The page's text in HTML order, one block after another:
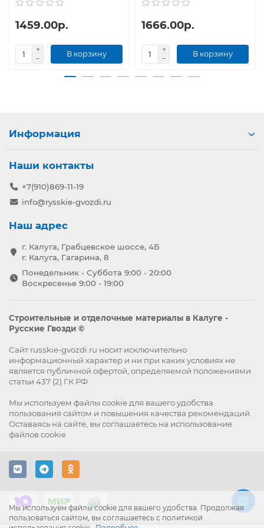
1459.00р.
В корзину
1666.00р.
В корзину
Мы используем файлы cookie для вашего удобства. Продолжая
пользоваться сайтом, вы соглашаетесь с политикой
Информация
Наши контакты
+7(910)869-11-19
info@rysskie-gvozdi.ru
Наш адрес
г. Калуга, Грабцевское шоссе, 4Б
г. Калуга, Гагарина, 8
Понедельник - Суббота 9:00 - 20:00
Воскресенье 9:00 - 19:00
Строительные и отделочные материалы в Калуге -
Русские Гвозди ©
Сайт russkie-gvozdi.ru носит исключительно
информационный характер и ни при каких условиях не
является публичной офертой, определяемой положениями
статьи 437 (2) ГК РФ
Мы используем файлы cookie для вашего удобства
пользования сайтом и повышения качества рекомендаций.
Оставаясь на сайте, вы соглашаетесь на использование
файлов cookie